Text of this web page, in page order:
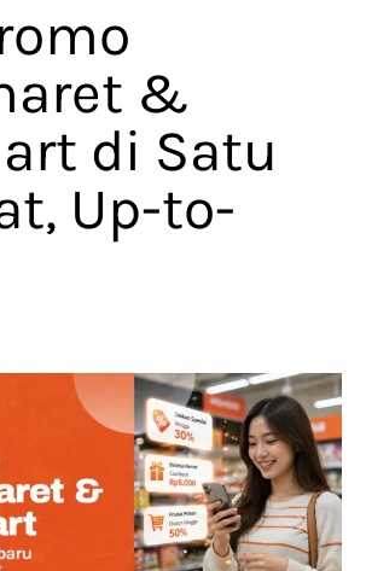
&
di Satu
Up-to-